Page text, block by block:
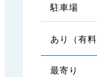
駐車場
あり（有料
最寄り